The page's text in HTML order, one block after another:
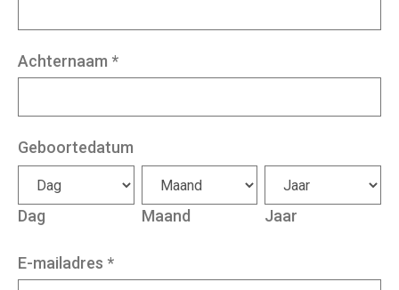
Achternaam *
Geboortedatum
Dag Maand Jaar
E-mailadres *